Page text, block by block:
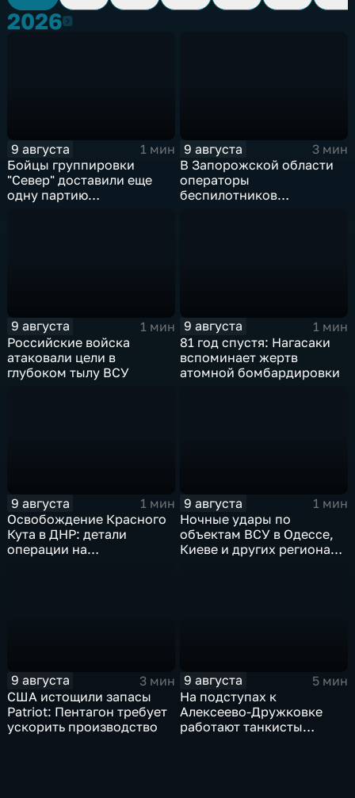
20262026
9 августа
1 мин
Бойцы группировки
"Север" доставили еще
одну партию
9 августа
3 мин
В Запорожской области
операторы
беспилотников
9 августа
1 мин
Российские войска
атаковали цели в
глубоком тылу ВСУ
9 августа
1 мин
81 год спустя: Нагасаки
вспоминает жертв
атомной бомбардировки
9 августа
1 мин
Освобождение Красного
Кута в ДНР: детали
операции на
9 августа
1 мин
Ночные удары по
объектам ВСУ в Одессе,
Киеве и других регионах
9 августа
3 мин
США истощили запасы
Patriot: Пентагон требует
ускорить производство
9 августа
5 мин
На подступах к
Алексеево-Дружковке
работают танкисты